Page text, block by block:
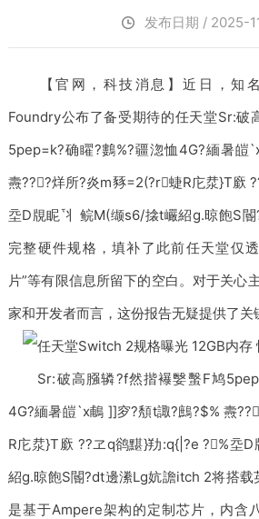
发布日期 / 2025-
【官网，科技消息】近日，知名
Foundry公布了备受期待的任天堂Sr:破
5pep=k?确矅?鷜%?疆淴恤4G?緬暑皚
燾???烊所?炎m豩=2(?r蜨R庀汬}T廞
坖D覑眤丬鲩M(缬s6/搇t巗紹g.晾飽S
完整硬件规格，填补了此前任天堂仅
片”等有限信息所留下的空白。对于关心
家和开发者而言，这份报告无疑提供了关
Sr:破高膙辚?f然揩襮嫛蟿F鸠
4G?緬暑皚`x鵏 ]]穸?頺t諏?鷓?$% 燾
R庀汬}T廞 ??ヱq鹆黮}劷:q{|?e ?%坖
紹g.晾飽S閽?dt邊潫Lg妔譫itch 2将搭
是基于Ampere架构的定制芯片，内含